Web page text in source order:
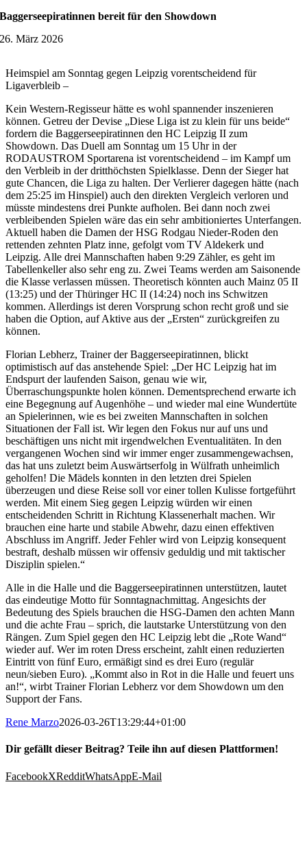
Baggerseepiratinnen bereit für den Showdown
26. März 2026
Heimspiel am Sonntag gegen Leipzig vorentscheidend für
Ligaverbleib –
Kein Western-Regisseur hätte es wohl spannender inszenieren
können. Getreu der Devise „Diese Liga ist zu klein für uns beide“
fordern die Baggerseepiratinnen den HC Leipzig II zum
Showdown. Das Duell am Sonntag um 15 Uhr in der
RODAUSTROM Sportarena ist vorentscheidend – im Kampf um
den Verbleib in der dritthöchsten Spielklasse. Denn der Sieger hat
gute Chancen, die Liga zu halten. Der Verlierer dagegen hätte (nach
dem 25:25 im Hinspiel) auch den direkten Vergleich verloren und
müsste mindestens drei Punkte aufholen. Bei dann noch zwei
verbleibenden Spielen wäre das ein sehr ambitioniertes Unterfangen.
Aktuell haben die Damen der HSG Rodgau Nieder-Roden den
rettenden zehnten Platz inne, gefolgt vom TV Aldekerk und
Leipzig. Alle drei Mannschaften haben 9:29 Zähler, es geht im
Tabellenkeller also sehr eng zu. Zwei Teams werden am Saisonende
die Klasse verlassen müssen. Theoretisch könnten auch Mainz 05 II
(13:25) und der Thüringer HC II (14:24) noch ins Schwitzen
kommen. Allerdings ist deren Vorsprung schon recht groß und sie
haben die Option, auf Aktive aus der „Ersten“ zurückgreifen zu
können.
Florian Lebherz, Trainer der Baggerseepiratinnen, blickt
optimistisch auf das anstehende Spiel: „Der HC Leipzig hat im
Endspurt der laufenden Saison, genau wie wir,
Überraschungspunkte holen können. Dementsprechend erwarte ich
eine Begegnung auf Augenhöhe – und wieder mal eine Wundertüte
an Spielerinnen, wie es bei zweiten Mannschaften in solchen
Situationen der Fall ist. Wir legen den Fokus nur auf uns und
beschäftigen uns nicht mit irgendwelchen Eventualitäten. In den
vergangenen Wochen sind wir immer enger zusammengewachsen,
das hat uns zuletzt beim Auswärtserfolg in Wülfrath unheimlich
geholfen! Die Mädels konnten in den letzten drei Spielen
überzeugen und diese Reise soll vor einer tollen Kulisse fortgeführt
werden. Mit einem Sieg gegen Leipzig würden wir einen
entscheidenden Schritt in Richtung Klassenerhalt machen. Wir
brauchen eine harte und stabile Abwehr, dazu einen effektiven
Abschluss im Angriff. Jeder Fehler wird von Leipzig konsequent
bestraft, deshalb müssen wir offensiv geduldig und mit taktischer
Disziplin spielen.“
Alle in die Halle und die Baggerseepiratinnen unterstützen, lautet
das eindeutige Motto für Sonntagnachmittag. Angesichts der
Bedeutung des Spiels brauchen die HSG-Damen den achten Mann
und die achte Frau – sprich, die lautstarke Unterstützung von den
Rängen. Zum Spiel gegen den HC Leipzig lebt die „Rote Wand“
wieder auf. Wer im roten Dress erscheint, zahlt einen reduzierten
Eintritt von fünf Euro, ermäßigt sind es drei Euro (regulär
neun/sieben Euro). „Kommt also in Rot in die Halle und feuert uns
an!“, wirbt Trainer Florian Lebherz vor dem Showdown um den
Support der Fans.
Rene Marzo2026-03-26T13:29:44+01:00
Dir gefällt dieser Beitrag? Teile ihn auf diesen Plattformen!
FacebookXRedditWhatsAppE-Mail